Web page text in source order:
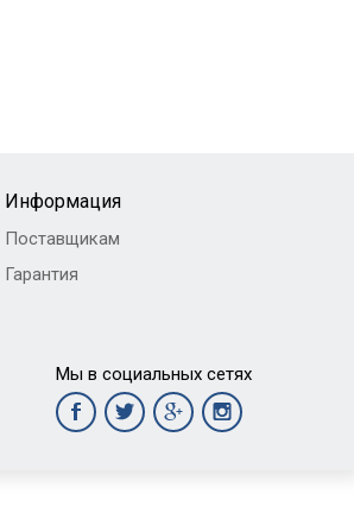
Информация
Поставщикам
Гарантия
Мы в социальных сетях